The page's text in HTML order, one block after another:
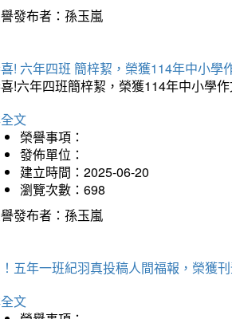
發布者：孫玉嵐
! 六年四班 簡梓絜，榮獲114年中小學
!六年四班簡梓絜，榮獲114年中小學
文
榮譽事項：
發佈單位：
建立時間：2025-06-20
瀏覽次數：698
發布者：孫玉嵐
五年一班紀羽真投稿人間福報，榮獲
文